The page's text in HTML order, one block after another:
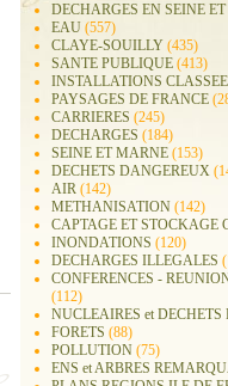
DECHARGES EN SEINE
EAU (557)
CLAYE-SOUILLY (435)
SANTE PUBLIQUE (413)
INSTALLATIONS
PAYSAGES DE FRANCE
CARRIERES (245)
DECHARGES (184)
SEINE ET MARNE (153)
DECHETS DANGEREUX
AIR (142)
METHANISATION (142)
CAPTAGE ET STOCKAGE
INONDATIONS (120)
DECHARGES ILLEGALES
CONFERENCES -
(112)
NUCLEAIRES et
FORETS (88)
POLLUTION (75)
ENS et ARBRES